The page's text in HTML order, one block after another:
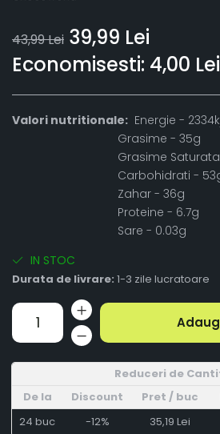
43,99 Lei 39,99 Lei
Economisesti: 4,00 Lei
Valori nutritionale: Energie -
Grasime - 35g
Grasime Saturata -
Carbohidrati -
Zahar - 36g
Proteine - 6.7g
Sare - 0.03g
IN STOC
Durata de livrare: 1-3 zile lucratoare
Reduceri de
De la
Discount Pret / buc
24 buc -12% 35,19 Lei